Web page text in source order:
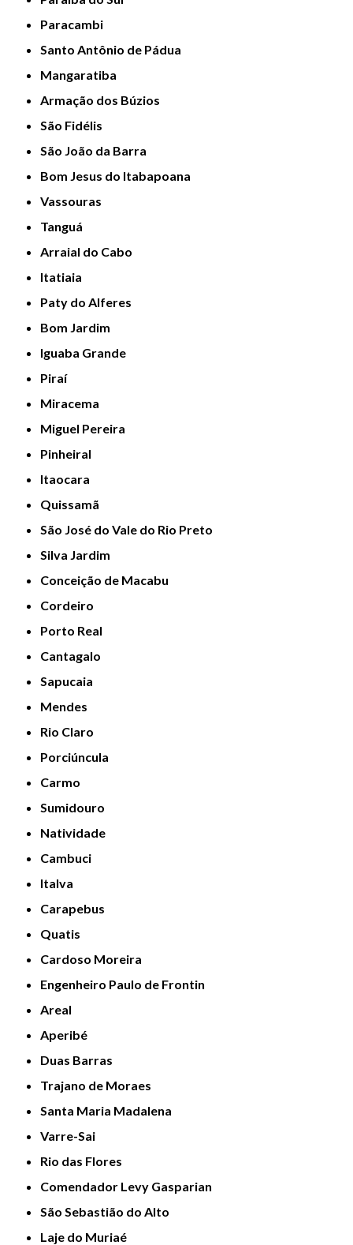
Paracambi
Santo Antônio de Pádua
Mangaratiba
Armação dos Búzios
São Fidélis
São João da Barra
Bom Jesus do Itabapoana
Vassouras
Tanguá
Arraial do Cabo
Itatiaia
Paty do Alferes
Bom Jardim
Iguaba Grande
Piraí
Miracema
Miguel Pereira
Pinheiral
Itaocara
Quissamã
São José do Vale do Rio Preto
Silva Jardim
Conceição de Macabu
Cordeiro
Porto Real
Cantagalo
Sapucaia
Mendes
Rio Claro
Porciúncula
Carmo
Sumidouro
Natividade
Cambuci
Italva
Carapebus
Quatis
Cardoso Moreira
Engenheiro Paulo de Frontin
Areal
Aperibé
Duas Barras
Trajano de Moraes
Santa Maria Madalena
Varre-Sai
Rio das Flores
Comendador Levy Gasparian
São Sebastião do Alto
Laje do Muriaé